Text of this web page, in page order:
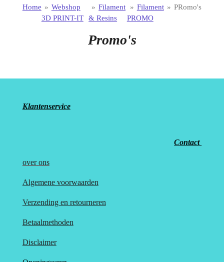
Home » Webshop
3D PRINT-IT
» Filament
& Resins
» Filament
PROMO
» PRomo's
Promo's
Klantenservice
Contact
over ons
Algemene voorwaarden
Verzending en retourneren
Betaalmethoden
Disclaimer